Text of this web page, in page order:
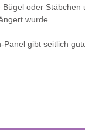
oder
wurde.
Panel gibt seitlich